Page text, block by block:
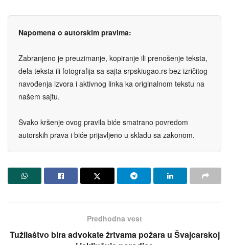
Napomena o autorskim pravima:
Zabranjeno je preuzimanje, kopiranje ili prenošenje teksta,
dela teksta ili fotografija sa sajta srpskiugao.rs bez izričitog
navođenja izvora i aktivnog linka ka originalnom tekstu na
našem sajtu.
Svako kršenje ovog pravila biće smatrano povredom
autorskih prava i biće prijavljeno u skladu sa zakonom.
Predhodna vest
Tužilaštvo bira advokate žrtvama požara u Švajcarskoj